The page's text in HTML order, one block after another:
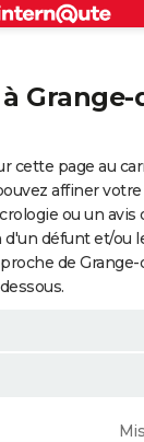
Grange-
cette page au
affiner
ou un avis
défunt et/ou
de Grange-